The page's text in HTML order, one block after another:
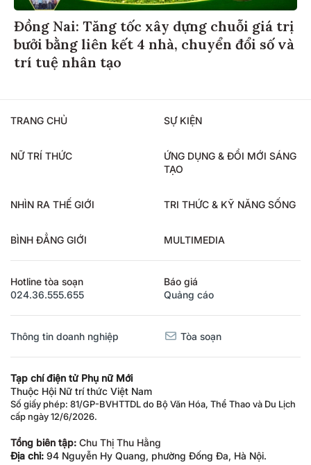
Đồng Nai: Tăng tốc xây dựng chuỗi giá trị
bưởi bằng liên kết 4 nhà, chuyển đổi số và
trí tuệ nhân tạo
TRANG CHỦ SỰ KIỆN
NỮ TRÍ THỨC
ỨNG DỤNG & ĐỔI MỚI SÁNG
TẠO
NHÌN RA THẾ GIỚI TRI THỨC & KỸ NĂNG SỐNG
BÌNH ĐẲNG GIỚI MULTIMEDIA
Hotline tòa soạn
024.36.555.655
Báo giá
Quảng cáo
Thông tin doanh nghiệp Tòa soạn
Tạp chí điện tử Phụ nữ Mới
Thuộc Hội Nữ trí thức Việt Nam
Số giấy phép: 81/GP-BVHTTDL do Bộ Văn Hóa, Thể Thao và Du Lịch
cấp ngày 12/6/2026.
Tổng biên tập: Chu Thị Thu Hằng
Địa chỉ: 94 Nguyễn Hy Quang, phường Đống Đa, Hà Nội.